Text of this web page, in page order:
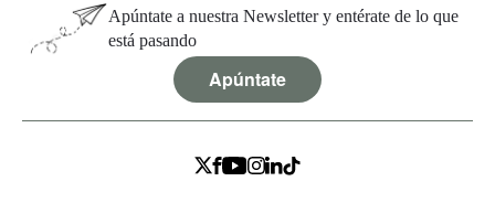
Apúntate a nuestra Newsletter y entérate de lo que
está pasando
Apúntate